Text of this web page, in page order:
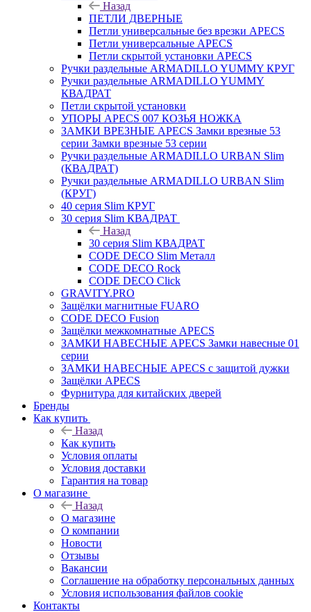
Назад
ПЕТЛИ ДВЕРНЫЕ
Петли универсальные без врезки APECS
Петли универсальные APECS
Петли скрытой установки APECS
Ручки раздельные ARMADILLO YUMMY КРУГ
Ручки раздельные ARMADILLO YUMMY
КВАДРАТ
Петли скрытой установки
УПОРЫ APECS 007 КОЗЬЯ НОЖКА
ЗАМКИ ВРЕЗНЫЕ APECS Замки врезные 53
серии Замки врезные 53 серии
Ручки раздельные ARMADILLO URBAN Slim
(КВАДРАТ)
Ручки раздельные ARMADILLO URBAN Slim
(КРУГ)
40 серия Slim КРУГ
30 серия Slim КВАДРАТ
Назад
30 серия Slim КВАДРАТ
CODE DECO Slim Металл
CODE DECO Rock
CODE DECO Click
GRAVITY.PRO
Защёлки магнитные FUARO
CODE DECO Fusion
Защёлки межкомнатные APECS
ЗАМКИ НАВЕСНЫЕ APECS Замки навесные 01
серии
ЗАМКИ НАВЕСНЫЕ APECS с защитой дужки
Защёлки APECS
Фурнитура для китайских дверей
Бренды
Как купить
Назад
Как купить
Условия оплаты
Условия доставки
Гарантия на товар
О магазине
Назад
О магазине
О компании
Новости
Отзывы
Вакансии
Соглашение на обработку персональных данных
Условия использования файлов cookie
Контакты